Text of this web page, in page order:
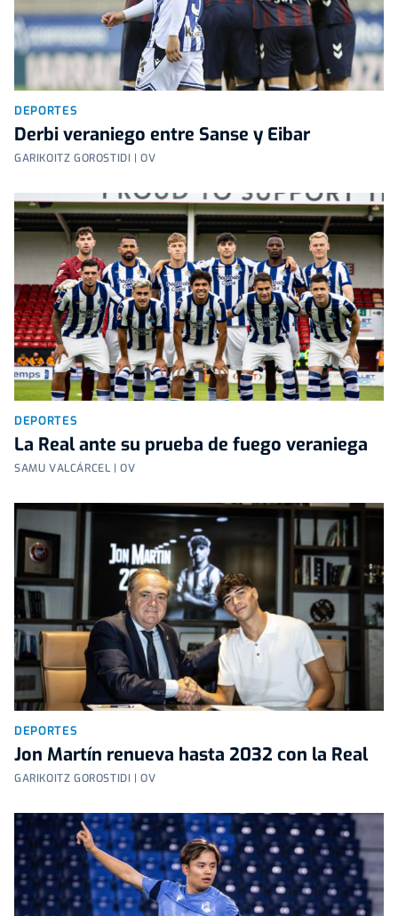
DEPORTES
Derbi veraniego entre Sanse y Eibar
GARIKOITZ GOROSTIDI | OV
DEPORTES
La Real ante su prueba de fuego veraniega
SAMU VALCÁRCEL | OV
DEPORTES
Jon Martín renueva hasta 2032 con la Real
GARIKOITZ GOROSTIDI | OV